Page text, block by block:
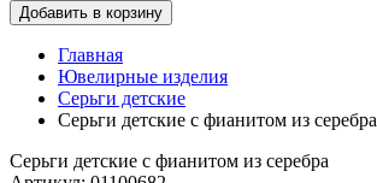
Добавить в корзину
Главная
Ювелирные изделия
Серьги детские
Серьги детские с фианитом из серебра
Серьги детские с фианитом из серебра